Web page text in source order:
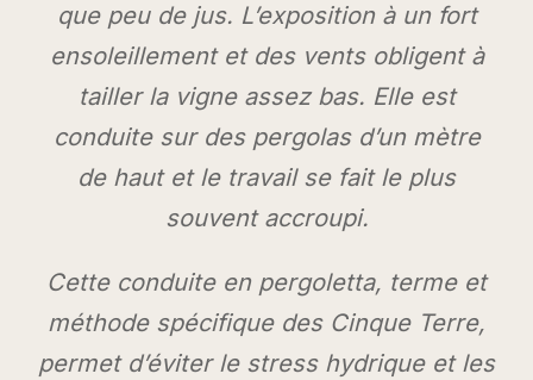
que peu de jus. L’exposition à un fort
ensoleillement et des vents obligent à
tailler la vigne assez bas. Elle est
conduite sur des pergolas d’un mètre
de haut et le travail se fait le plus
souvent accroupi.
Cette conduite en pergoletta, terme et
méthode spécifique des Cinque Terre,
permet d’éviter le stress hydrique et les